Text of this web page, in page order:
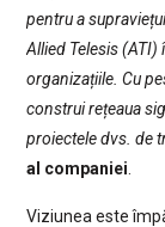
pentru a
Allied Telesis
organizațiile. Cu
construi rețeaua
proiectele dvs. de
al companiei
Viziunea este